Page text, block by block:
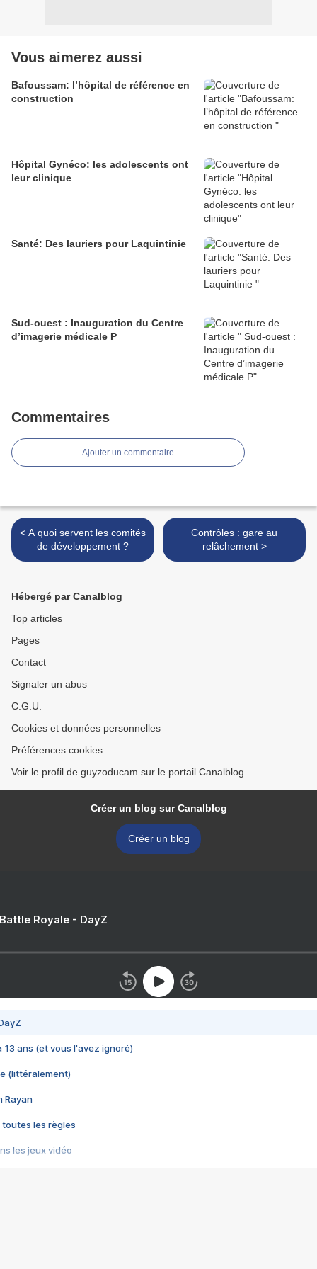
Vous aimerez aussi
Bafoussam: l’hôpital de référence en
construction
Hôpital Gynéco: les adolescents ont
leur clinique
Santé: Des lauriers pour Laquintinie
Sud-ouest : Inauguration du Centre
d’imagerie médicale P
Commentaires
Ajouter un commentaire
< A quoi servent les comités
de développement ?
Contrôles : gare au
relâchement >
Hébergé par Canalblog
Top articles
Pages
Contact
Signaler un abus
C.G.U.
Cookies et données personnelles
Préférences cookies
Voir le profil de guyzoducam sur le portail Canalblog
Créer un blog sur Canalblog
Créer un blog
Royale - DayZ
13 ans (et vous l'avez ignoré)
(littéralement)
Rayan
toutes les règles
les jeux vidéo